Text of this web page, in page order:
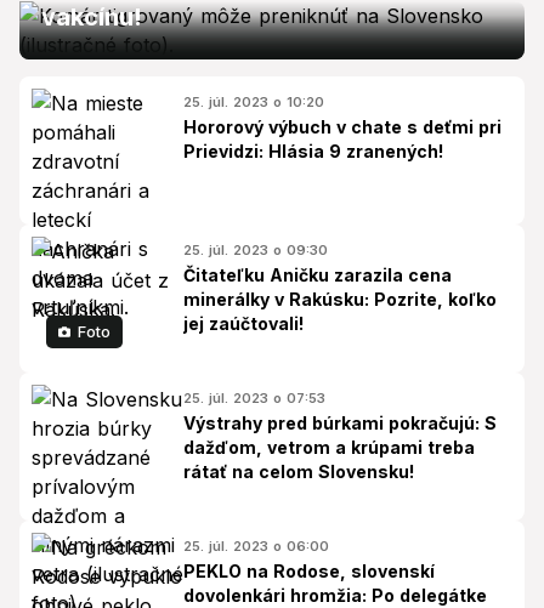
vakcínu!
25. júl. 2023 o 10:20
Hororový výbuch v chate s deťmi pri
Prievidzi: Hlásia 9 zranených!
Foto
25. júl. 2023 o 09:30
Čitateľku Aničku zarazila cena
minerálky v Rakúsku: Pozrite, koľko
jej zaúčtovali!
25. júl. 2023 o 07:53
Výstrahy pred búrkami pokračujú: S
dažďom, vetrom a krúpami treba
rátať na celom Slovensku!
25. júl. 2023 o 06:00
PEKLO na Rodose, slovenskí
dovolenkári hromžia: Po delegátke